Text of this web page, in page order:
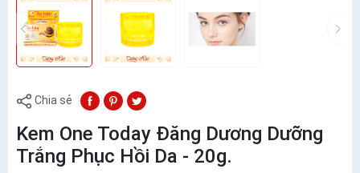
Chia sẻ
Kem One Today Đăng Dương Dưỡng
Trắng Phục Hồi Da - 20g.